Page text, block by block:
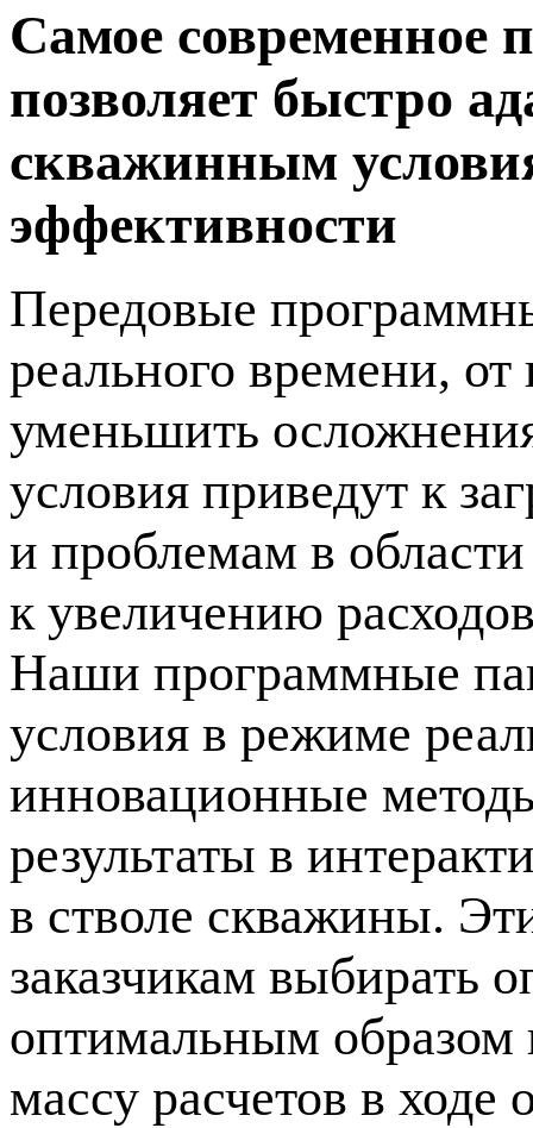
Самое современное
позволяет быстро
скважинным
эффективности
Передовые
реального времени,
уменьшить
условия приведут к
и проблемам в
к увеличению
Наши программные
условия в режиме
инновационные
результаты в
в стволе скважины.
заказчикам выбирать
оптимальным образом
массу расчетов в ходе